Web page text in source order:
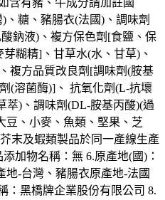
、糖、豬腸衣(法國)、調味劑
鈉液)、複方保色劑[食鹽、保
糊精]、甘草水(水、甘草)、
複方品質改良劑[調味劑(胺基
(溶菌酶)]、 抗氧化劑(L-抗壞
萃)、調味劑(DL-胺基丙酸)(過
豆、小麥、魚類、堅果、芝
末及蝦類製品於同一產線生產
加物名稱：無 6.原產地(國)：
地-台灣、豬腸衣原產地-法國
：黑橋牌企業股份有限公司 8.